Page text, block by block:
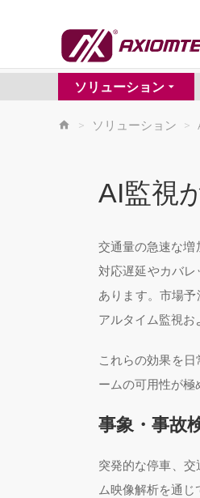
ソリューション
> ソリューション >
AI監視
交通量の急速な
対応遅延やカバ
あります。市場
アルタイム監視お
これらの効果を
ームの可用性が極
事象・事故
突発的な停車、
ム映像解析を通じ